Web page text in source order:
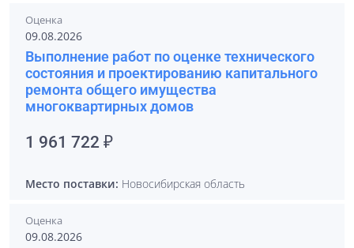
Оценка
09.08.2026
Выполнение работ по оценке технического
состояния и проектированию капитального
ремонта общего имущества
многоквартирных домов
1 961 722 ₽
Место поставки: Новосибирская область
Оценка
09.08.2026